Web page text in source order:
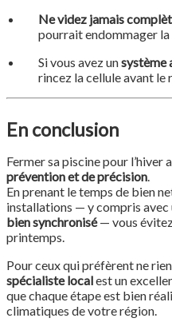
Ne videz jamais
pourrait endommager
Si vous avez unsystème
rincez la cellule avant le
En conclusion
Fermer sa piscine pour l’hiver
prévention et de précision.
En prenant le temps de bien
installations — y compris avec
bien synchronisé— vous
printemps.
Pour ceux qui préfèrent ne
spécialiste localest un
que chaque étape est bien
climatiques de votre région.